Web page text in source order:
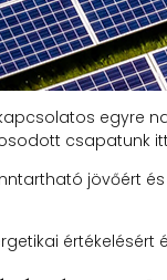
egyre
jövőért